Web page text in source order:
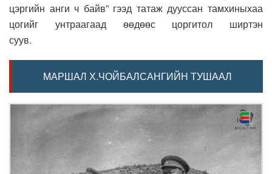
цэргийн анги ч байв” гээд татаж дууссан тамхиныхаа
цогийг унтраагаад өөдөөс цоргитол ширтэн
суув.
МАРШАЛ Х.ЧОЙБАЛСАНГИЙН ТУШААЛ